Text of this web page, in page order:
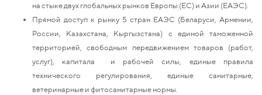
на стыке двух глобальных рынков Европы (ЕС) и Азии (ЕАЭС).
Прямой доступ к рынку 5 стран ЕАЭС (Беларуси, Армении,
России, Казахстана, Кыргызстана) с единой таможенной
территорией, свободным передвижением товаров (работ,
услуг), капитала и рабочей силы, единые правила
технического регулирования, единые санитарные,
ветеринарные и фитосанитарные нормы.